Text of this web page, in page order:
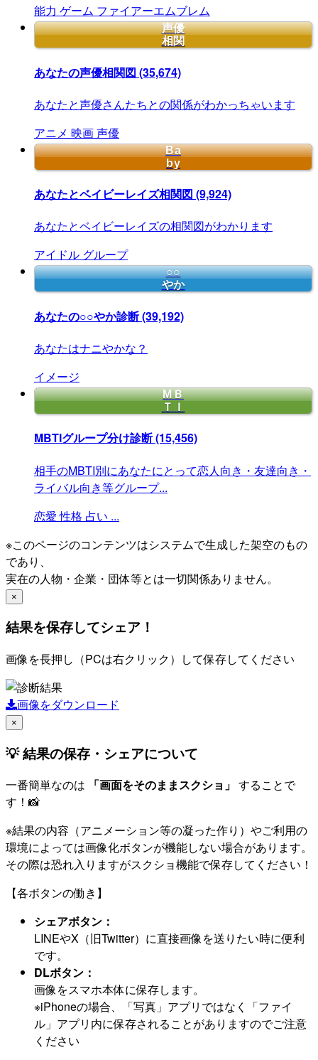
能力 ゲーム ファイアーエムブレム
声優
相関
あなたの声優相関図 (35,674)
あなたと声優さんたちとの関係がわかっちゃいます
アニメ 映画声優
Ba
by
あなたとベイビーレイズ相関図 (9,924)
あなたとベイビーレイズの相関図がわかります
アイドル グループ
○○
やか
あなたの○○やか診断(39,192)
あなたはナニやかな？
イメージ
MＢ
ＴＩ
MBTIグループ分け診断(15,456)
相手のMBTI別にあなたにとって恋人向き・友達向き・
ライバル向き等グループ...
恋愛 性格 占い ...
※このページのコンテンツはシステムで生成した架空のもの
であり、
実在の人物・企業・団体等とは一切関係ありません。
×
結果を保存してシェア！
画像を長押し（PCは右クリック）して保存してください
画像をダウンロード
×
💡 結果の保存・シェアについて
一番簡単なのは 「画面をそのままスクショ」 することで
す！📸
※結果の内容（アニメーション等の凝った作り）やご利用の
環境によっては画像化ボタンが機能しない場合があります。
その際は恐れ入りますがスクショ機能で保存してください！
【各ボタンの働き】
シェアボタン：
LINEやX（旧Twitter）に直接画像を送りたい時に便利
です。
DLボタン：
画像をスマホ本体に保存します。
※iPhoneの場合、「写真」アプリではなく「ファイ
ル」アプリ内に保存されることがありますのでご注意
ください